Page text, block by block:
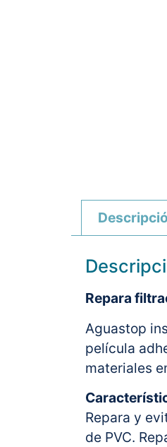
Repara
Aguastop
película
materiales
Repara y
de PVC.